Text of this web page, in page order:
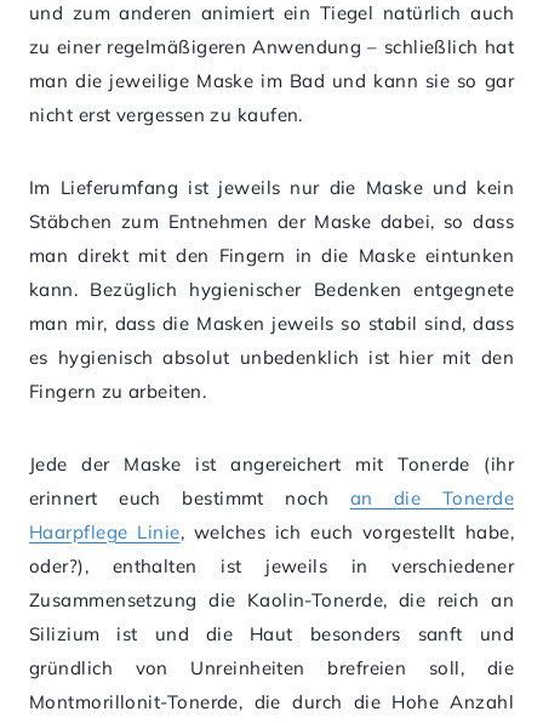
und zum anderen animiert ein Tiegel natürlich auch
zu einer regelmäßigeren Anwendung – schließlich hat
man die jeweilige Maske im Bad und kann sie so gar
nicht erst vergessen zu kaufen.
Im Lieferumfang ist jeweils nur die Maske und kein
Stäbchen zum Entnehmen der Maske dabei, so dass
man direkt mit den Fingern in die Maske eintunken
kann. Bezüglich hygienischer Bedenken entgegnete
man mir, dass die Masken jeweils so stabil sind, dass
es hygienisch absolut unbedenklich ist hier mit den
Fingern zu arbeiten.
Jede der Maske ist angereichert mit Tonerde (ihr
erinnert euch bestimmt noch an die Tonerde
Haarpflege Linie, welches ich euch vorgestellt habe,
oder?), enthalten ist jeweils in verschiedener
Zusammensetzung die Kaolin-Tonerde, die reich an
Silizium ist und die Haut besonders sanft und
gründlich von Unreinheiten brefreien soll, die
Montmorillonit-Tonerde, die durch die Hohe Anzahl